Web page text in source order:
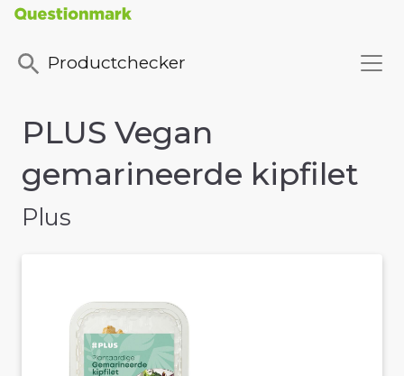
Productchecker
PLUS Vegan
gemarineerde kipfilet
Plus